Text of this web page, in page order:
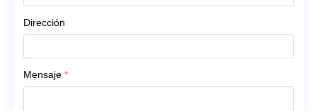
Dirección
Mensaje *